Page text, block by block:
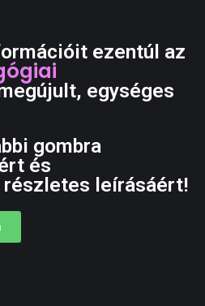
ezentúl az
egységes
gombra
és
leírásáért!